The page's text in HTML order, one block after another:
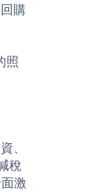
購
照
、
稅
激